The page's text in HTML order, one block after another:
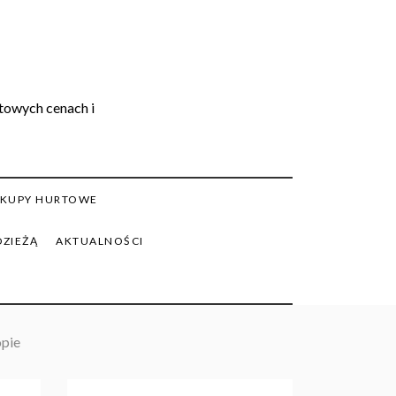
cenach i
HURTOWE
AKTUALNOŚCI